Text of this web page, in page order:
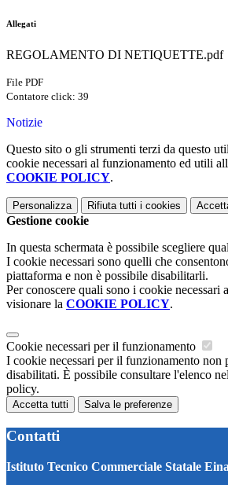
Allegati
REGOLAMENTO DI NETIQUETTE.pdf
File PDF
Contatore click: 39
Notizie
Questo sito o gli strumenti terzi da questo
cookie necessari al funzionamento ed utili
COOKIE POLICY.
Personalizza Rifiuta tutti i cookies
Gestione cookie
In questa schermata è possibile scegliere
I cookie necessari sono quelli che
piattaforma e non è possibile disabilitarli.
Per conoscere quali sono i cookie necessari
visionare la COOKIE POLICY.
Cookie necessari per il funzionamento
I cookie necessari per il funzionamento non
disabilitati. È possibile consultare l'elenco
policy.
Accetta tutti Salva le preferenze
Contatti
Istituto Tecnico Commerciale Statale